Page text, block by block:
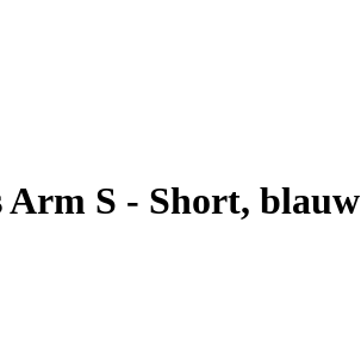
Arm S - Short, blauw